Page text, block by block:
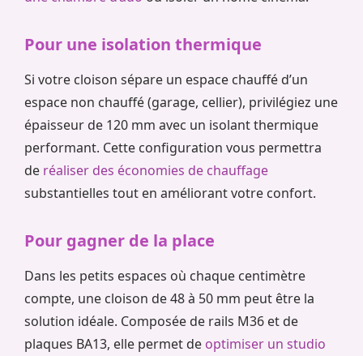
Pour une isolation thermique
Si votre cloison sépare un espace chauffé d’un
espace non chauffé (garage, cellier), privilégiez une
épaisseur de 120 mm avec un isolant thermique
performant. Cette configuration vous permettra
de réaliser des économies de chauffage
substantielles tout en améliorant votre confort.
Pour gagner de la place
Dans les petits espaces où chaque centimètre
compte, une cloison de 48 à 50 mm peut être la
solution idéale. Composée de rails M36 et de
plaques BA13, elle permet de optimiser un studio